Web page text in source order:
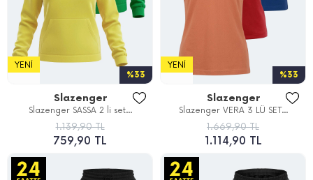
%33
YENI
Slazenger
Slazenger SASSA 2 li set...
1.139,90 TL
759,90 TL
%33
YENI
Slazenger
Slazenger VERA 3 LÜ SET...
1.669,90 TL
1.114,90 TL